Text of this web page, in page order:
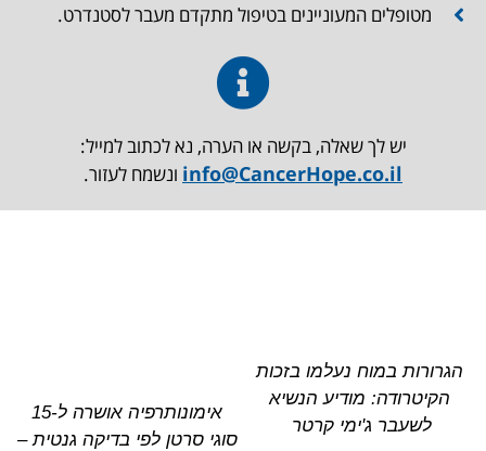
מטופלים המעוניינים בטיפול מתקדם מעבר לסטנדרט.
יש לך שאלה, בקשה או הערה, נא לכתוב למייל:
info@CancerHope.co.il ונשמח לעזור.
הגרורות במוח נעלמו בזכות
הקיטרודה: מודיע הנשיא
לשעבר ג'ימי קרטר
אימונותרפיה אושרה ל-15
סוגי סרטן לפי בדיקה גנטית –